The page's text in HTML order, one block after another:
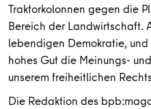
Traktorkolonnen gegen die
Bereich der Landwirtschaft.
lebendigen Demokratie,
hohes Gut die Meinungs-
unserem freiheitlichen
Die Redaktion des